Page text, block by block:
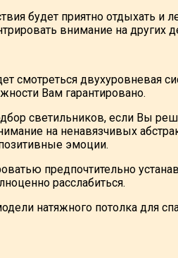
будет приятно отдыхать и
внимание на других
смотреться двухуровневая
Вам гарантировано.
светильников, если Вы
на ненавязчивых
эмоции.
предпочтительно
расслабиться.
натяжного потолка для